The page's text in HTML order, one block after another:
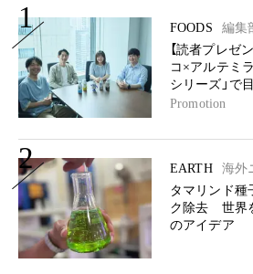
1 FOODS
編集
【読者プレゼ
コ×アルテミ
シリーズ」で
Promotion
2 EARTH
海外
タマリンド種
ク除去 世界
のアイデア